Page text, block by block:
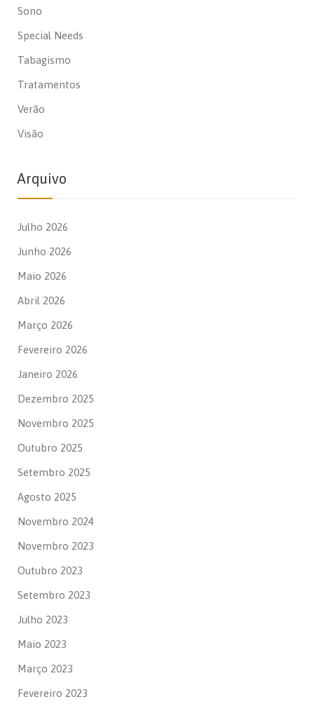
Sono
Special Needs
Tabagismo
Tratamentos
Verão
Visão
Arquivo
Julho 2026
Junho 2026
Maio 2026
Abril 2026
Março 2026
Fevereiro 2026
Janeiro 2026
Dezembro 2025
Novembro 2025
Outubro 2025
Setembro 2025
Agosto 2025
Novembro 2024
Novembro 2023
Outubro 2023
Setembro 2023
Julho 2023
Maio 2023
Março 2023
Fevereiro 2023